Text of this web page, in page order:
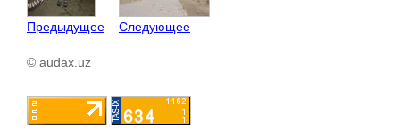
Предыдущее Следующее
© audax.uz